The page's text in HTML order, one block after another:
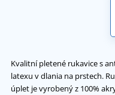
Kvalitní pletené rukavice s
latexu v dlania na prstech.
úplet je vyrobený z 100%